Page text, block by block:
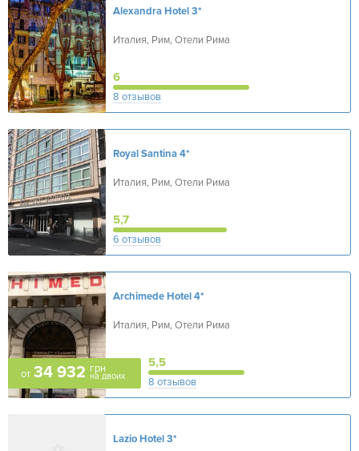
Alexandra Hotel3*
Италия, Рим, Отели Рима
6
8 отзывов
Royal Santina4*
Италия, Рим, Отели Рима
5,7
6 отзывов
от 34 932 грн
на двоих
Archimede Hotel4*
Италия, Рим, Отели Рима
5,5
8 отзывов
Lazio Hotel3*